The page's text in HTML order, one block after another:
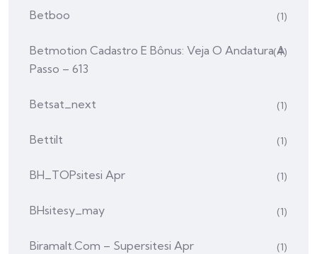
Betboo (1)
Betmotion Cadastro E Bônus: Veja O Andatura A
Passo – 613
(4)
Betsat_next (1)
Bettilt (1)
BH_TOPsitesi Apr (1)
BHsitesy_may (1)
Biramalt.com – Supersitesi Apr (1)